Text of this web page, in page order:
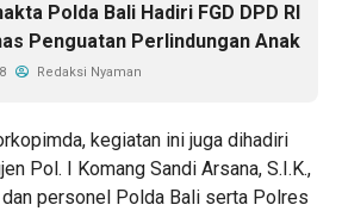
Polda Bali Hadiri FGD DPD RI
Penguatan Perlindungan Anak
Redaksi Nyaman
kegiatan ini juga dihadiri
Pol. I Komang Sandi Arsana, S.I.K.,
dan personel Polda Bali serta Polres